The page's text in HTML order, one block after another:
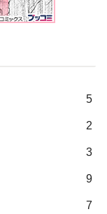
5
2
3
9
7